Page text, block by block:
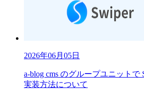
2026年06月05日
a-blog cms のグループユニットで
実装方法について